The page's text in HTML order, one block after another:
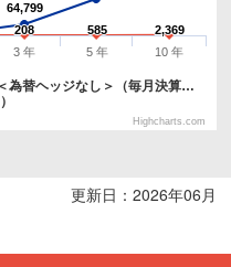
64,799
64,799
208
208 585
585 2,369
2,369
為替ヘッジなし＞（毎月決算…
3 年 5 年 10 年
Highcharts.com
更新日：2026年06月